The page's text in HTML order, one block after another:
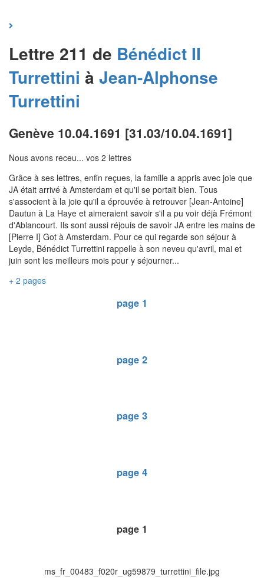
Lettre 211 de Bénédict II
Turrettini à Jean-Alphonse
Turrettini
Genève 10.04.1691 [31.03/10.04.1691]
Nous avons receu... vos 2 lettres
Grâce à ses lettres, enfin reçues, la famille a appris avec joie que
JA était arrivé à Amsterdam et qu'il se portait bien. Tous
s'associent à la joie qu'il a éprouvée à retrouver [Jean-Antoine]
Dautun à La Haye et aimeraient savoir s'il a pu voir déjà Frémont
d'Ablancourt. Ils sont aussi réjouis de savoir JA entre les mains de
[Pierre I] Got à Amsterdam. Pour ce qui regarde son séjour à
Leyde, Bénédict Turrettini rappelle à son neveu qu'avril, mai et
juin sont les meilleurs mois pour y séjourner...
+ 2 pages
page 1
page 2
page 3
page 4
page 1
ms_fr_00483_f020r_ug59879_turrettini_file.jpg